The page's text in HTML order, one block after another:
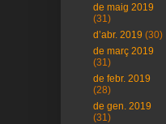
de maig 2019
(31)
d’abr. 2019 (30)
de març 2019
(31)
de febr. 2019
(28)
de gen. 2019
(31)